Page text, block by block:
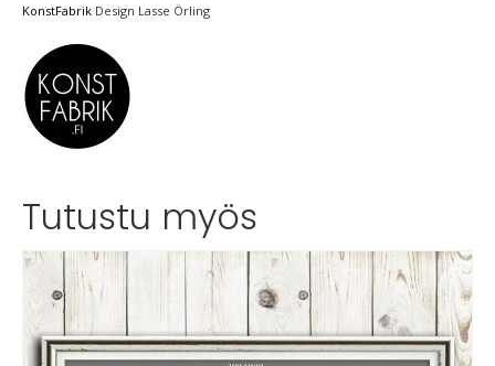
KonstFabrik Design Lasse Örling
Tutustu myös